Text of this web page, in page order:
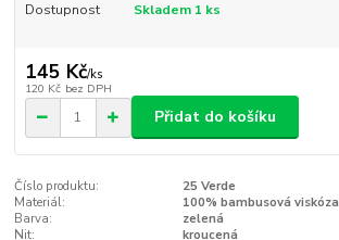
Dostupnost Skladem 1 ks
145 Kč/ks
120 Kč bez DPH
Přidat do košíku
Číslo produktu:
25 Verde
Materiál:
100% bambusová viskóza
Barva:
zelená
Nit:
kroucená